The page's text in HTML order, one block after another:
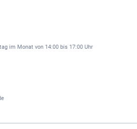
im Monat von 14:00 bis 17:00 Uhr